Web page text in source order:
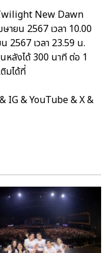
New Dawn
ายน 2567 เวลา 10.00
2567 เวลา 23.59 น.
หลังได้ 300 นาที ต่อ 1
มได้ที่
IG & YouTube & X &